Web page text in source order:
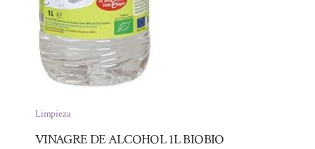
Limpieza
VINAGRE DE ALCOHOL 1L BIOBIO